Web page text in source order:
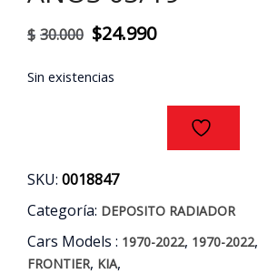
$ 30.000 El
original
$24.990El
$24.990.
Sin existencias
SKU: 0018847
Categoría: DEPOSITO RADIADOR
Cars Models : 1970-2022, 1970-2022,
FRONTIER, KIA,